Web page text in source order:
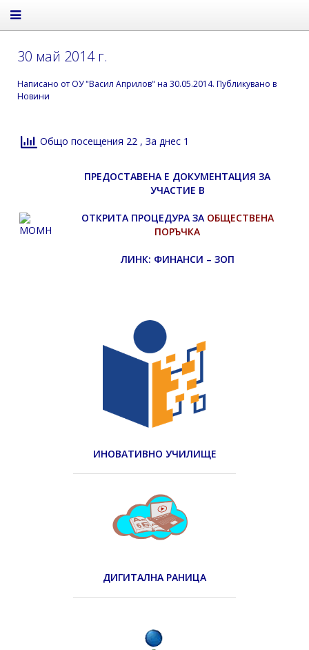
30 май 2014 г.
Написано от ОУ "Васил Априлов" на 30.05.2014. Публикувано в
Новини
Общо посещения 22 , За днес 1
ПРЕДОСТАВЕНА Е ДОКУМЕНТАЦИЯ ЗА
УЧАСТИЕ В
ОТКРИТА ПРОЦЕДУРА ЗА ОБЩЕСТВЕНА
ПОРЪЧКА
ЛИНК: ФИНАНСИ – ЗОП
ИНОВАТИВНО УЧИЛИЩЕ
ДИГИТАЛНА РАНИЦА